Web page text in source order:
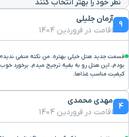
خیابان حافظ
سفارت عراق
ایستگاه قطار شهری شهید
بهشتی
نظر خود را بهتر انتخاب کنند
9
آرمان جلیلی
اقامت در فروردین 1404
قسمت جدید هتل خیلی بهتره. من نکته منفی
بودم، این هتل رو به بقیه ترجیح میدم. برخورد
کیفیت مناسب غذاها.
4
مهدی محمدی
اقامت در فروردین 1404